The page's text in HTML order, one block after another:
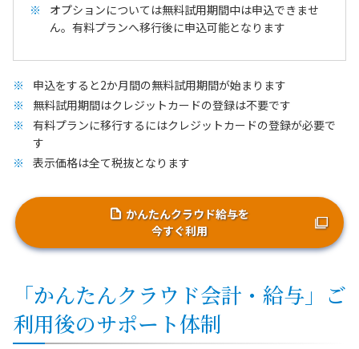
オプションについては無料試用期間中は申込できませ
ん。有料プランへ移行後に申込可能となります
申込をすると2か月間の無料試用期間が始まります
無料試用期間はクレジットカードの登録は不要です
有料プランに移行するにはクレジットカードの登録が必要で
す
表示価格は全て税抜となります
かんたんクラウド給与を
今すぐ利用
「かんたんクラウド会計・給与」ご
利用後のサポート体制